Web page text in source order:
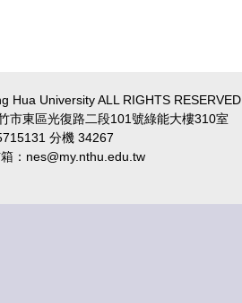
Hua University ALL RIGHTS RESERVED
市東區光復路二段101號綠能大樓310室
分機 34267
：nes@my.nthu.edu.tw